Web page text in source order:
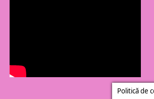
Politică de